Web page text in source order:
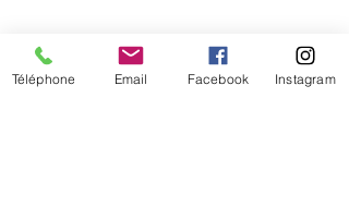
Téléphone Email Facebook Instagram